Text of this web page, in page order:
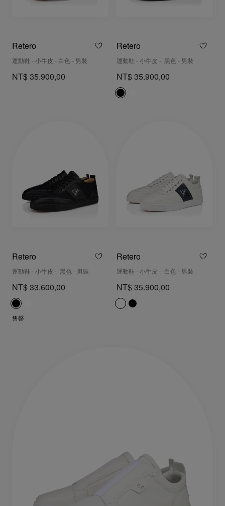
Retero
運動鞋 - 小牛皮 - 白色 - 男裝
NT$ 35.900,00
Retero
運動鞋 - 小牛皮 - 黑色 - 男裝
NT$ 35.900,00
Retero
運動鞋 - 小牛皮 - 黑色 - 男裝
NT$ 33.600,00
售罄
Retero
運動鞋 - 小牛皮 - 白色 - 男裝
NT$ 35.900,00